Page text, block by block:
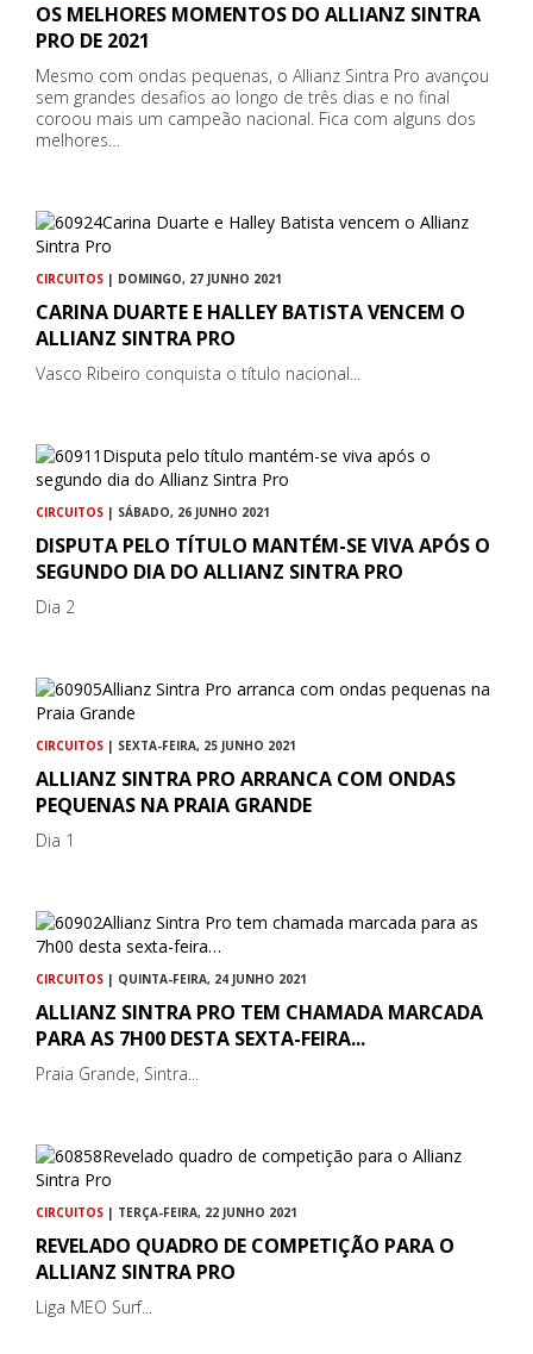
OS MELHORES MOMENTOS DO ALLIANZ SINTRA
PRO DE 2021
Mesmo com ondas pequenas, o Allianz Sintra Pro avançou
sem grandes desafios ao longo de três dias e no final
coroou mais um campeão nacional. Fica com alguns dos
melhores…
CIRCUITOS | DOMINGO, 27 JUNHO 2021
CARINA DUARTE E HALLEY BATISTA VENCEM O
ALLIANZ SINTRA PRO
Vasco Ribeiro conquista o título nacional...
CIRCUITOS | SÁBADO, 26 JUNHO 2021
DISPUTA PELO TÍTULO MANTÉM-SE VIVA APÓS O
SEGUNDO DIA DO ALLIANZ SINTRA PRO
Dia 2
CIRCUITOS | SEXTA-FEIRA, 25 JUNHO 2021
ALLIANZ SINTRA PRO ARRANCA COM ONDAS
PEQUENAS NA PRAIA GRANDE
Dia 1
CIRCUITOS | QUINTA-FEIRA, 24 JUNHO 2021
ALLIANZ SINTRA PRO TEM CHAMADA MARCADA
PARA AS 7H00 DESTA SEXTA-FEIRA...
Praia Grande, Sintra...
CIRCUITOS | TERÇA-FEIRA, 22 JUNHO 2021
REVELADO QUADRO DE COMPETIÇÃO PARA O
ALLIANZ SINTRA PRO
Liga MEO Surf...